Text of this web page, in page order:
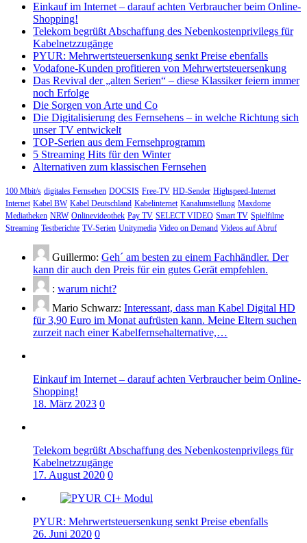
Einkauf im Internet – darauf achten Verbraucher beim Online-
Shopping!
Telekom begrüßt Abschaffung des Nebenkostenprivilegs für
Kabelnetzzugänge
PYUR: Mehrwertsteuersenkung senkt Preise ebenfalls
Vodafone-Kunden profitieren von Mehrwertsteuersenkung
Das Revival der „alten Serien“ – diese Klassiker feiern immer
noch Erfolge
Die Sorgen von Arte und Co
Die Digitalisierung des Fernsehens – in welche Richtung sich
unser TV entwickelt
TOP-Serien aus dem Fernsehprogramm
5 Streaming Hits für den Winter
Alternativen zum klassischen Fernsehen
100 Mbit/s digitales Fernsehen DOCSIS Free-TV HD-Sender Highspeed-Internet
Internet Kabel BW Kabel Deutschland Kabelinternet Kanalumstellung Maxdome
Mediatheken NRW Onlinevideothek Pay TV SELECT VIDEO Smart TV Spielfilme
Streaming Testberichte TV-Serien Unitymedia Video on Demand Videos auf Abruf
Guillermo: Geh´ am besten zu einem Fachhändler. Der
kann dir auch den Preis für ein gutes Gerät empfehlen.
: warum nicht?
Mario Schwarz: Interessant, dass man Kabel Digital HD
für 3,90 Euro im Monat aufrüsten kann. Meine Eltern suchen
zurzeit nach einer Kabelfernsehalternative,…
Einkauf im Internet – darauf achten Verbraucher beim Online-
Shopping!
18. März 2023 0
Telekom begrüßt Abschaffung des Nebenkostenprivilegs für
Kabelnetzzugänge
17. August 2020 0
PYUR: Mehrwertsteuersenkung senkt Preise ebenfalls
26. Juni 2020 0